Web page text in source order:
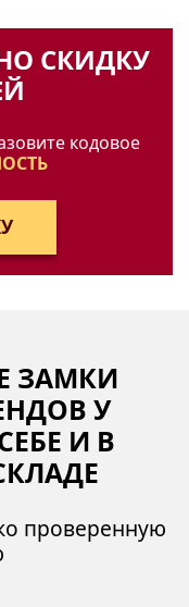
СКИДКУ
кодовое
ЗАМКИ
У
И В
проверенную